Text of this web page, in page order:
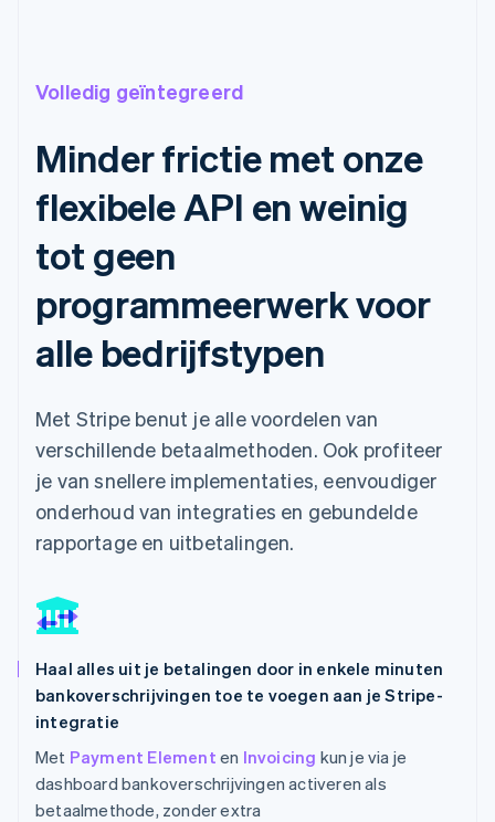
Volledig geïntegreerd
Minder frictie met onze
flexibele API en weinig
tot geen
programmeerwerk voor
alle bedrijfstypen
Met Stripe benut je alle voordelen van
verschillende betaalmethoden. Ook profiteer
je van snellere implementaties, eenvoudiger
onderhoud van integraties en gebundelde
rapportage en uitbetalingen.
Haal alles uit je betalingen door in enkele minuten
bankoverschrijvingen toe te voegen aan je Stripe-
integratie
Met Payment Element en Invoicing kun je via je
dashboard bankoverschrijvingen activeren als
betaalmethode, zonder extra